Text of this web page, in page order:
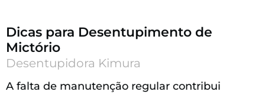
Dicas para Desentupimento de
Mictório
Desentupidora Kimura
A falta de manutenção regular contribui